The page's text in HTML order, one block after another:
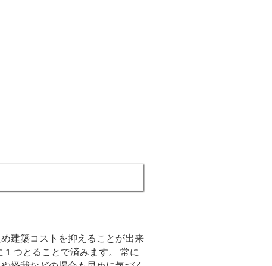
建築コストを抑えることが出来
つとることで済みます。 常に